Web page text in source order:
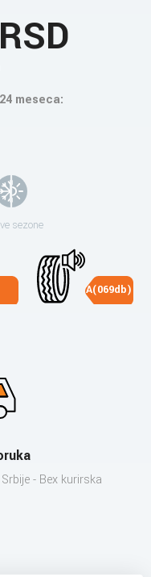
meseca:
sezone
A(069db)
- Bex kurirska